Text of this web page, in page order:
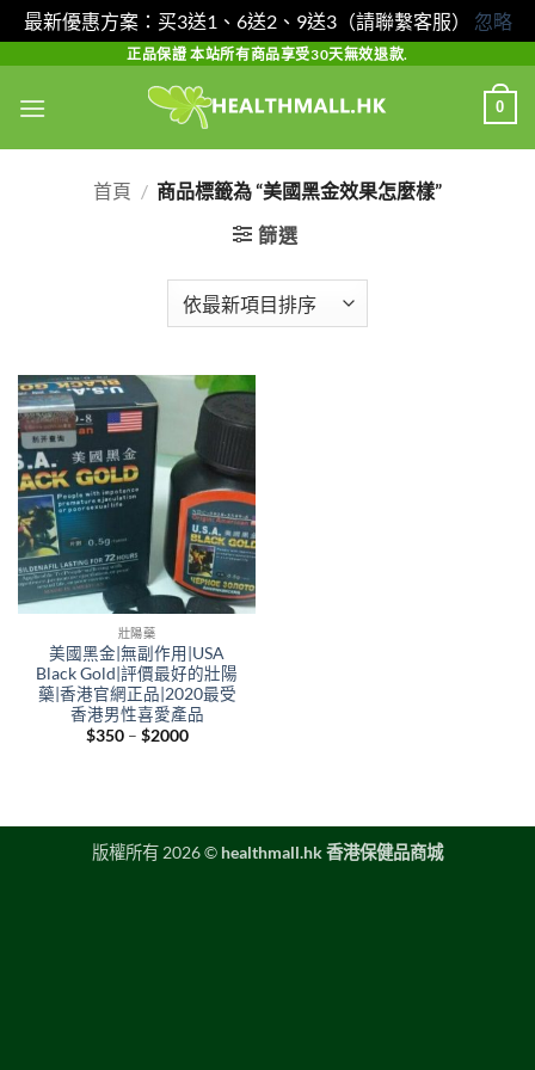
最新優惠方案：买3送1、6送2、9送3（請聯繫客服） 忽略
content
正品保證 本站所有商品享受30天無效退款.
0
首頁 / 商品標籤為 “美國黑金效果怎麼樣”
篩選
壯陽藥
美國黑金|無副作用|USA
Black Gold|評價最好的壯陽
藥|香港官網正品|2020最受
香港男性喜愛產品
$350 – $2000Price
版權所有 2026 © healthmall.hk 香港保健品商城